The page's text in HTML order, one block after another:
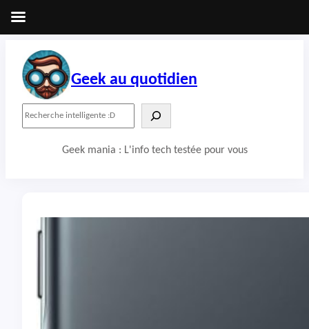
contenu
Geek au quotidien
Geek mania : L'info tech testée pour vous